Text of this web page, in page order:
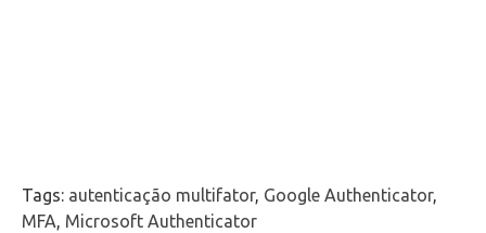
Tags: autenticação multifator, Google Authenticator,
MFA, Microsoft Authenticator